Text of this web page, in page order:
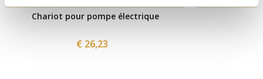
Chariot pour pompe électrique
€ 26,23